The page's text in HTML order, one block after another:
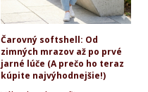
Čarovný softshell: Od
zimných mrazov až po prvé
jarné lúče (A prečo ho teraz
kúpite najvýhodnejšie!)